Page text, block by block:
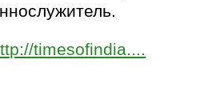
timesofindia....